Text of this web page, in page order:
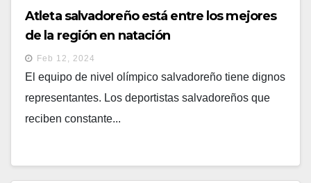
Atleta salvadoreño está entre los mejores
de la región en natación
Feb 12, 2024
El equipo de nivel olímpico salvadoreño tiene dignos
representantes. Los deportistas salvadoreños que
reciben constante...